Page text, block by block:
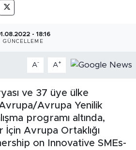
- 18:16
GÜNCELLEME
A- A+
ve 37 üye ülke
Avrupa Yenilik
programı altında,
İçin Avrupa Ortaklığı
on Innovative SMEs-
ve Tarih